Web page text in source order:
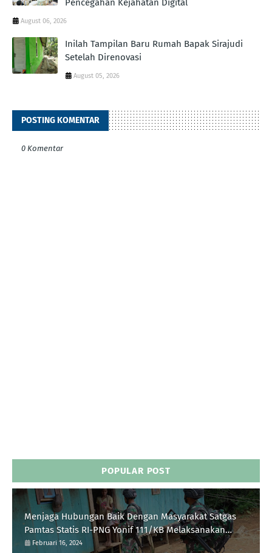
Pencegahan Kejahatan Digital
August 06, 2026
Inilah Tampilan Baru Rumah Bapak Sirajudi
Setelah Direnovasi
August 05, 2026
POSTING KOMENTAR
0 Komentar
POPULAR POST
Menjaga Hubungan Baik Dengan Masyarakat Satgas
Pamtas Statis RI-PNG Yonif 111/KB Melaksanakan
Silaturrahmi
Februari 16, 2024